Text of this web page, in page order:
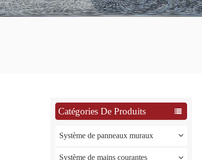
Catégories De Produits
Système de panneaux muraux
Système de mains courantes